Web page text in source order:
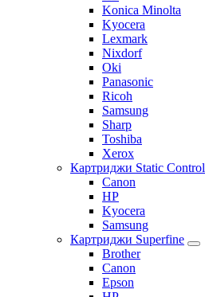
Konica Minolta
Kyocera
Lexmark
Nixdorf
Oki
Panasonic
Ricoh
Samsung
Sharp
Toshiba
Xerox
Картриджи Static Control
Canon
HP
Kyocera
Samsung
Картриджи Superfine
Brother
Canon
Epson